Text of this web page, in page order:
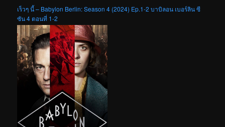
เร็วๆ นี้ – Babylon Berlin: Season 4 (2024) Ep.1-2 บาบิลอน เบอร์ลิน ซี
ซัน 4 ตอนที่ 1-2